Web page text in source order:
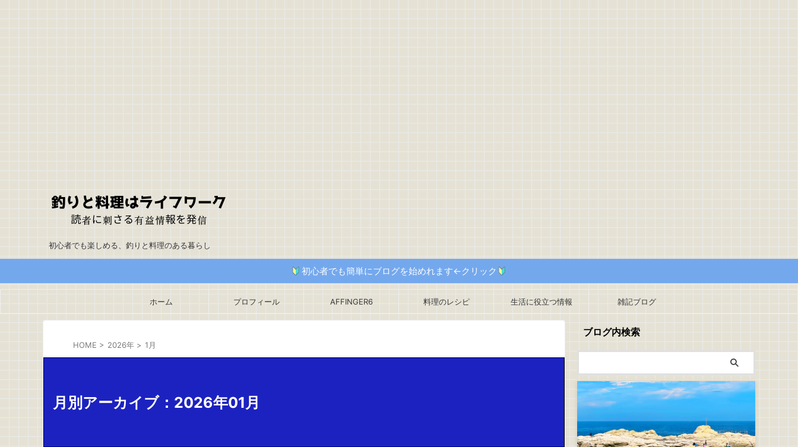
初心者でも楽しめる、釣りと料理のある暮らし
初心者でも簡単にブログを始めれます←クリック
ホーム プロフィール AFFINGER6 料理のレシピ 生活に役立つ情報 雑記ブログ
HOME > 2026年 > 1月
月別アーカイブ：2026年01月
ブログ内検索